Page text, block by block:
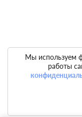
Мы используем
работы